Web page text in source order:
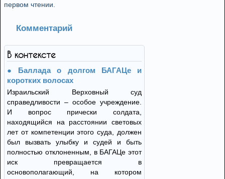
первом чтении.
Комментарий
В контексте
Баллада о долгом БАГАЦе и
коротких волосах
Израильский Верховный суд
справедливости – особое учреждение.
И вопрос прически солдата,
находящийся на расстоянии световых
лет от компетенции этого суда, должен
был вызвать улыбку и судей и быть
полностью отклоненным, в БАГАЦе этот
иск превращается в
основополагающий, на котором